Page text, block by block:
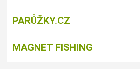
PARŮŽKY.CZ
MAGNET FISHING